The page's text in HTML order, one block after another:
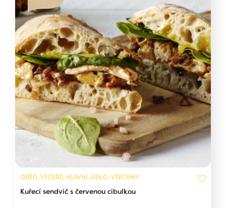
OBĚD, VEČEŘE, HLAVNÍ JÍDLO, VŠECHNY
Kuřecí sendvič s červenou cibulkou